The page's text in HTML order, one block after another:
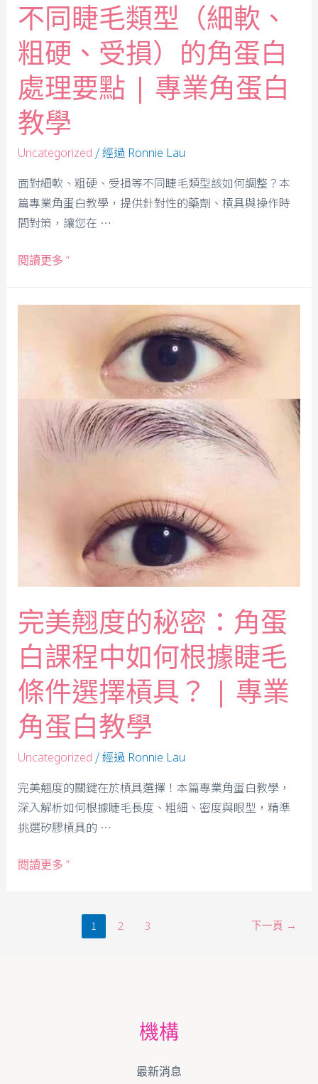
不同睫毛類型（細軟、
粗硬、受損）的角蛋白
處理要點 | 專業角蛋白
教學
Uncategorized / 經過 Ronnie Lau
面對細軟、粗硬、受損等不同睫毛類型該如何調整？本
篇專業角蛋白教學，提供針對性的藥劑、槓具與操作時
間對策，讓您在 …
閱讀更多 ”
完美翹度的秘密：角蛋
白課程中如何根據睫毛
條件選擇槓具？ | 專業
角蛋白教學
Uncategorized / 經過 Ronnie Lau
完美翹度的關鍵在於槓具選擇！本篇專業角蛋白教學，
深入解析如何根據睫毛長度、粗細、密度與眼型，精準
挑選矽膠槓具的 …
閱讀更多 ”
1 2 3 下一頁 →
機構
最新消息